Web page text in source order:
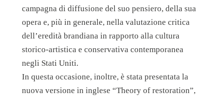
campagna di diffusione del suo pensiero, della sua
opera e, più in generale, nella valutazione critica
dell’eredità brandiana in rapporto alla cultura
storico-artistica e conservativa contemporanea
negli Stati Uniti.
In questa occasione, inoltre, è stata presentata la
nuova versione in inglese “Theory of restoration”,